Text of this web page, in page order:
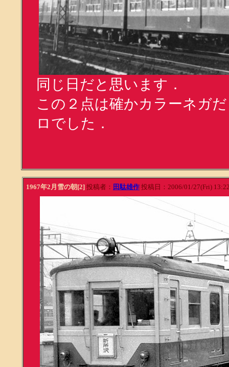
同じ日だと思います．
この２点は確かカラーネガ
ロでした．
1967年2月雪の朝[2] 投稿者： 田駄雄作 投稿日：2006/01/27(Fri)